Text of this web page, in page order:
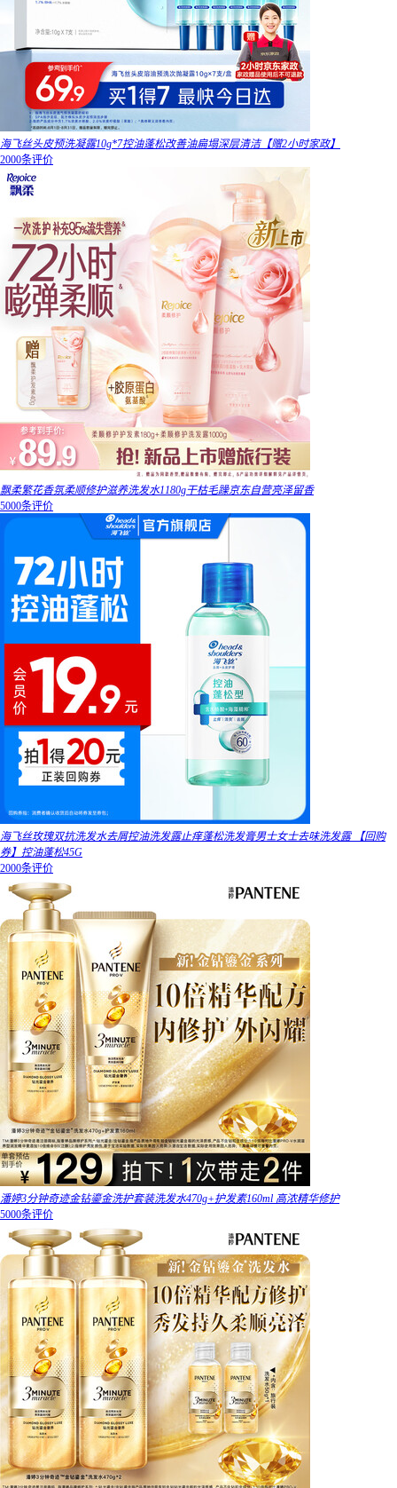
海飞丝头皮预洗凝露10g*7控油蓬松改善油扁塌深层清洁【赠2小时家政】
2000条评价
飘柔繁花香氛柔顺修护滋养洗发水1180g干枯毛躁京东自营亮泽留香
5000条评价
海飞丝玫瑰双抗洗发水去屑控油洗发露止痒蓬松洗发膏男士女士去味洗发露 【回购
券】控油蓬松45G
2000条评价
潘婷3分钟奇迹金钻鎏金洗护套装洗发水470g+护发素160ml 高浓精华修护
5000条评价